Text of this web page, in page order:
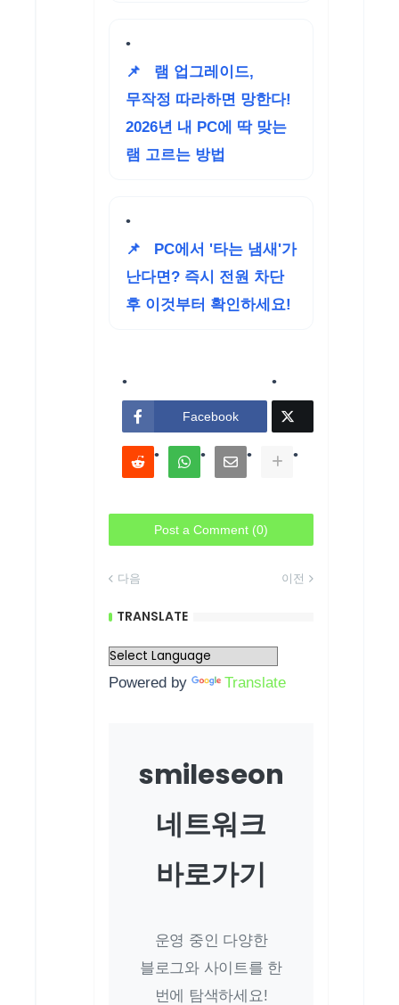
📌
램 업그레이드,
무작정 따라하면 망한다!
2026년 내 PC에 딱 맞는
램 고르는 방법
📌
PC에서 '타는 냄새'가
난다면? 즉시 전원 차단
후 이것부터 확인하세요!
Facebook
Post a Comment (0)
다음 이전
TRANSLATE
Powered by Translate
smileseon
네트워크
바로가기
운영 중인 다양한
블로그와 사이트를 한
번에 탐색하세요!